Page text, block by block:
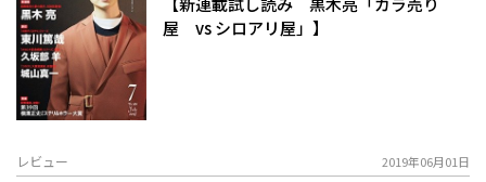
屋 vs シロアリ屋」】
レビュー 2019年06月01日